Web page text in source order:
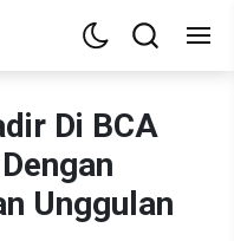
Di BCA
Unggulan